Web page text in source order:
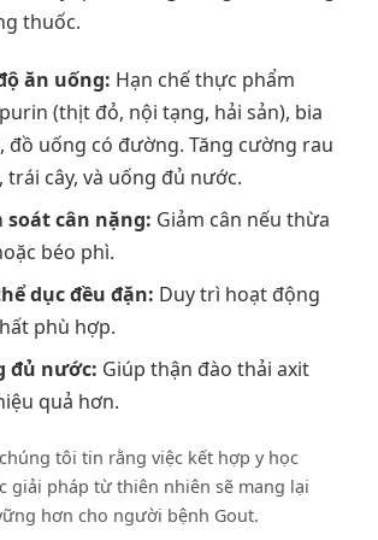
thuốc.
ăn uống: Hạn chế thực phẩm
(thịt đỏ, nội tạng, hải sản), bia
đồ uống có đường. Tăng cường rau
trái cây, và uống đủ nước.
soát cân nặng: Giảm cân nếu thừa
béo phì.
dục đều đặn: Duy trì hoạt động
phù hợp.
đủ nước: Giúp thận đào thải axit
quả hơn.
tôi tin rằng việc kết hợp y học
giải pháp từ thiên nhiên sẽ mang lại
hơn cho người bệnh Gout.